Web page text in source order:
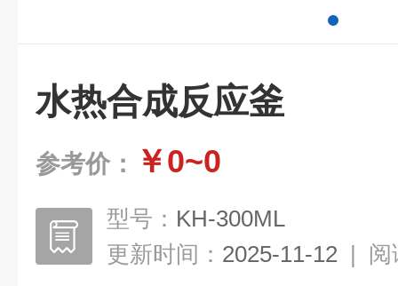
水热合成反应釜
参考价： ￥0~0
型号： KH-300ML
更新时间： 2025-11-12 | 阅